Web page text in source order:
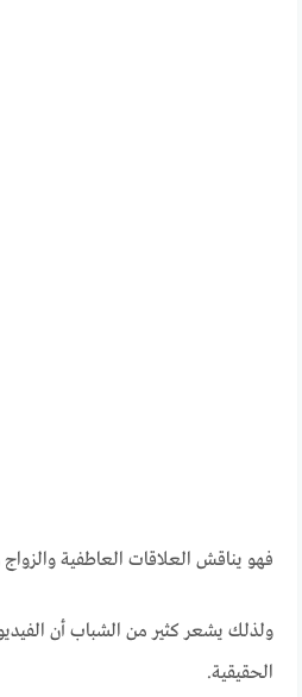
فهو يناقش العلاقات العاطفية والزواج
ولذلك يشعر كثير من الشباب أن
الحقيقية.